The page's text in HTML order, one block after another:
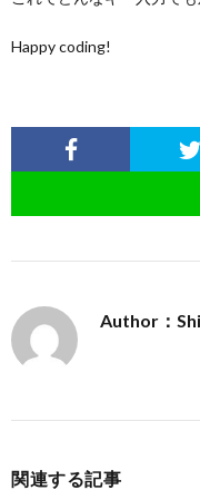
Happy coding!
Author：
関連する記事